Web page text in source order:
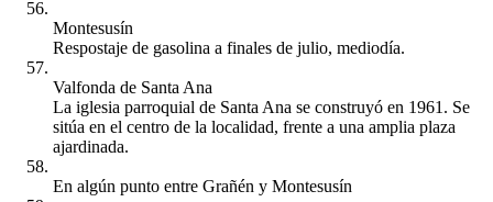
Montesusín
Respostaje de gasolina a finales de julio, mediodía.
Valfonda de Santa Ana
La iglesia parroquial de Santa Ana se construyó en 1961. Se
sitúa en el centro de la localidad, frente a una amplia plaza
ajardinada.
En algún punto entre Grañén y Montesusín